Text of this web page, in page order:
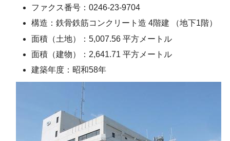
ファクス番号：0246-23-9704
構造：鉄骨鉄筋コンクリート造 4階建 （地下1階）
面積（土地）：5,007.56 平方メートル
面積（建物）：2,641.71 平方メートル
建築年度：昭和58年